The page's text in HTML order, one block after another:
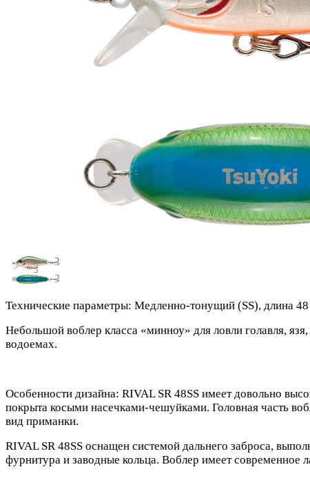
Технические параметры: Медленно-тонущий (SS), длина
Небольшой воблер класса «минноу» для ловли голавля,
водоемах.
Особенности дизайна: RIVAL SR 48SS имеет довольно
покрыта косыми насечками-чешуйками. Головная часть
вид приманки.
RIVAL SR 48SS оснащен системой дальнего заброса,
фурнитура и заводные кольца. Воблер имеет современное